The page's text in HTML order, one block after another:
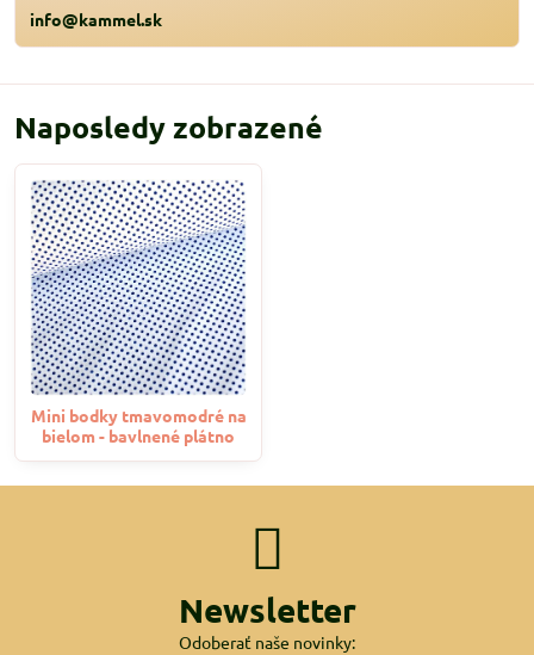
info@kammel.sk
Naposledy zobrazené
Mini bodky tmavomodré na
bielom - bavlnené plátno
Newsletter
Odoberať naše novinky: